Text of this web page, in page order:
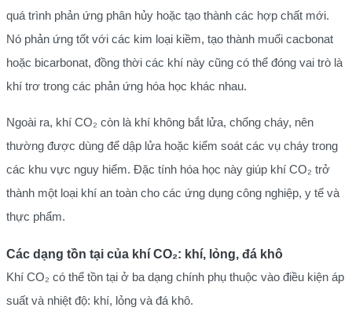
quá trình phản ứng phân hủy hoặc tạo thành các hợp chất mới.
Nó phản ứng tốt với các kim loại kiềm, tạo thành muối cacbonat
hoặc bicarbonat, đồng thời các khí này cũng có thể đóng vai trò là
khí trơ trong các phản ứng hóa học khác nhau.
Ngoài ra, khí CO₂ còn là khí không bắt lửa, chống cháy, nên
thường được dùng để dập lửa hoặc kiểm soát các vụ cháy trong
các khu vực nguy hiểm. Đặc tính hóa học này giúp khí CO₂ trở
thành một loại khí an toàn cho các ứng dụng công nghiệp, y tế và
thực phẩm.
Các dạng tồn tại của khí CO₂: khí, lỏng, đá khô
Khí CO₂ có thể tồn tại ở ba dạng chính phụ thuộc vào điều kiện áp
suất và nhiệt độ: khí, lỏng và đá khô.